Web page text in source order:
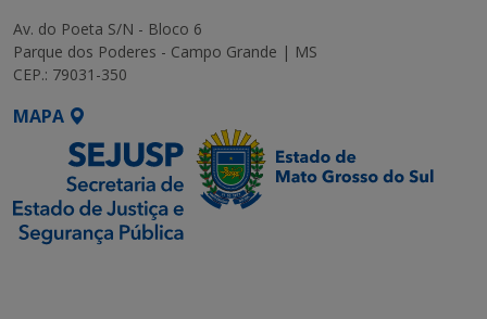
Av. do Poeta S/N - Bloco 6
Parque dos Poderes - Campo Grande | MS
CEP.: 79031-350
MAPA